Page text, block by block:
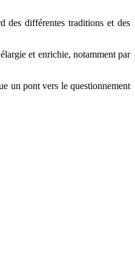
des différentes traditions et des
et enrichie, notamment par
un pont vers le questionnement